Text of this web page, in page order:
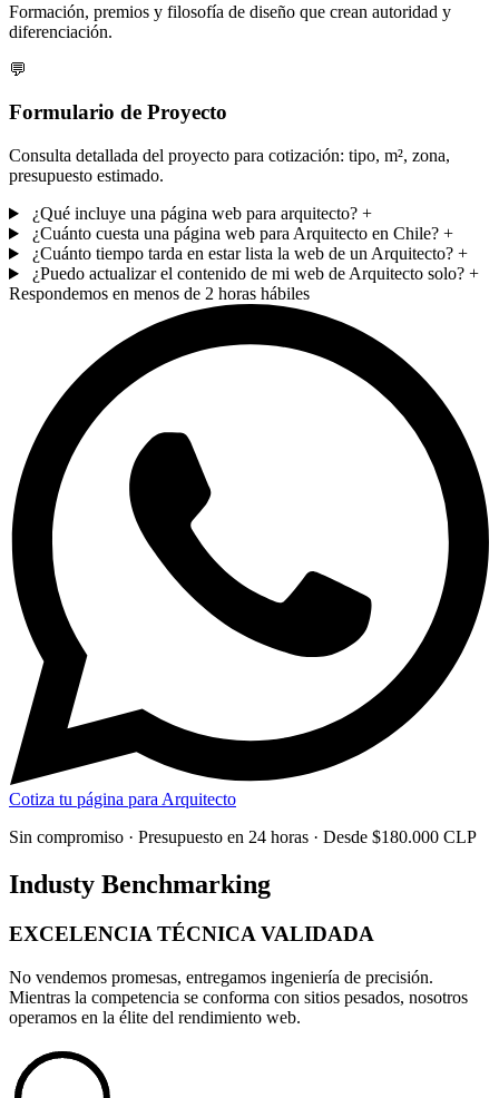
Formación, premios y filosofía de diseño que crean autoridad y
diferenciación.
💬
Formulario de Proyecto
Consulta detallada del proyecto para cotización: tipo, m², zona,
presupuesto estimado.
¿Qué incluye una página web para arquitecto? +
¿Cuánto cuesta una página web para Arquitecto en Chile? +
¿Cuánto tiempo tarda en estar lista la web de un Arquitecto? +
¿Puedo actualizar el contenido de mi web de Arquitecto solo? +
Respondemos en menos de 2 horas hábiles
Cotiza tu página para Arquitecto
Sin compromiso · Presupuesto en 24 horas · Desde $180.000 CLP
Industy Benchmarking
EXCELENCIA TÉCNICA VALIDADA
No vendemos promesas, entregamos ingeniería de precisión.
Mientras la competencia se conforma con sitios pesados, nosotros
operamos en la élite del rendimiento web.